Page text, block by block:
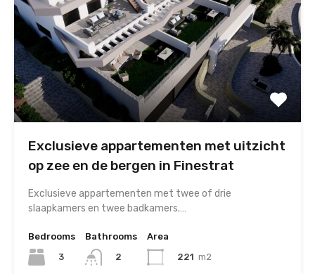
Exclusieve appartementen met uitzicht
op zee en de bergen in Finestrat
Exclusieve appartementen met twee of drie
slaapkamers en twee badkamers.…
Bedrooms
3
Bathrooms
2
Area
221 m2